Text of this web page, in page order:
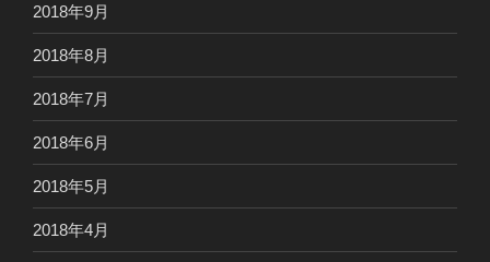
2018年9月
2018年8月
2018年7月
2018年6月
2018年5月
2018年4月